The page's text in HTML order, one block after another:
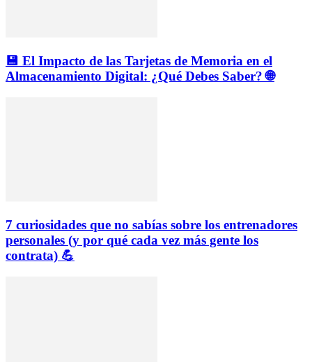
💾 El Impacto de las Tarjetas de Memoria en el
Almacenamiento Digital: ¿Qué Debes Saber? 🌐
7 curiosidades que no sabías sobre los entrenadores
personales (y por qué cada vez más gente los
contrata) 💪